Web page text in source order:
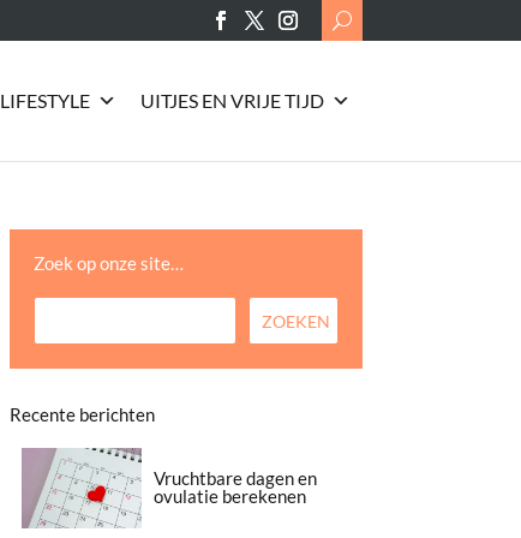
Search
for:
LIFESTYLE UITJES EN VRIJE TIJD
Zoek op onze site…
Recente berichten
Vruchtbare dagen en
ovulatie berekenen